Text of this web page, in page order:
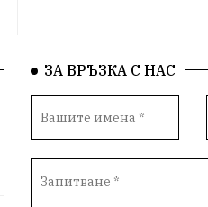
ЗА ВРЪЗКА С НАС